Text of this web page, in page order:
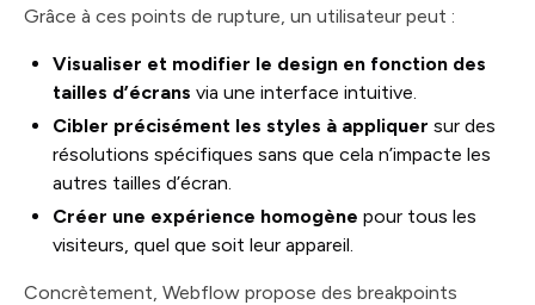
Grâce à ces points de rupture, un utilisateur peut :
Visualiser et modifier le design en fonction des
tailles d’écrans via une interface intuitive.
Cibler précisément les styles à appliquer sur des
résolutions spécifiques sans que cela n’impacte les
autres tailles d’écran.
Créer une expérience homogène pour tous les
visiteurs, quel que soit leur appareil.
Concrètement, Webflow propose des breakpoints